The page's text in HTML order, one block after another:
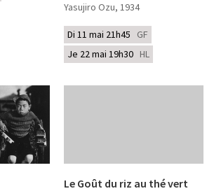
Yasujiro Ozu, 1934
Di 11 mai 21h45 GF
Je 22 mai 19h30 HL
Le Goût du riz au thé vert